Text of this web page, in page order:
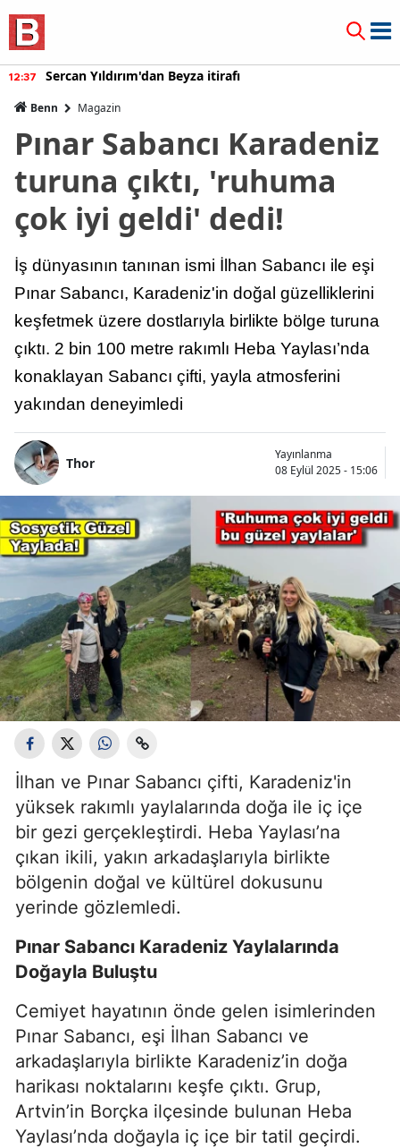
12:20 Burcu Özberk geri döndü!
Benn Magazin
Pınar Sabancı Karadeniz
turuna çıktı, 'ruhuma
çok iyi geldi' dedi!
İş dünyasının tanınan ismi İlhan Sabancı ile eşi
Pınar Sabancı, Karadeniz'in doğal güzelliklerini
keşfetmek üzere dostlarıyla birlikte bölge turuna
çıktı. 2 bin 100 metre rakımlı Heba Yaylası’nda
konaklayan Sabancı çifti, yayla atmosferini
yakından deneyimledi
Thor
Yayınlanma
08 Eylül 2025 - 15:06
İlhan ve Pınar Sabancı çifti, Karadeniz'in
yüksek rakımlı yaylalarında doğa ile iç içe
bir gezi gerçekleştirdi. Heba Yaylası’na
çıkan ikili, yakın arkadaşlarıyla birlikte
bölgenin doğal ve kültürel dokusunu
yerinde gözlemledi.
Pınar Sabancı Karadeniz Yaylalarında
Doğayla Buluştu
Cemiyet hayatının önde gelen isimlerinden
Pınar Sabancı, eşi İlhan Sabancı ve
arkadaşlarıyla birlikte Karadeniz’in doğa
harikası noktalarını keşfe çıktı. Grup,
Artvin’in Borçka ilçesinde bulunan Heba
Yaylası’nda doğayla iç içe bir tatil geçirdi.